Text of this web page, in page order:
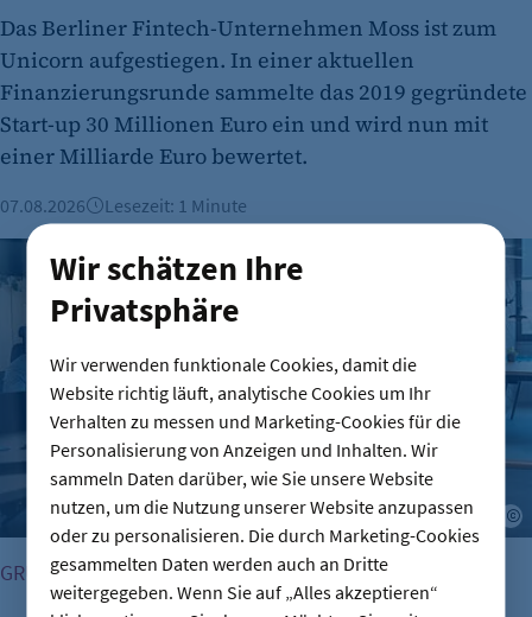
Wir schätzen Ihre
Privatsphäre
Wir verwenden funktionale Cookies, damit die
Website richtig läuft, analytische Cookies um Ihr
Verhalten zu messen und Marketing-Cookies für die
Personalisierung von Anzeigen und Inhalten. Wir
sammeln Daten darüber, wie Sie unsere Website
nutzen, um die Nutzung unserer Website anzupassen
oder zu personalisieren. Die durch Marketing-Cookies
gesammelten Daten werden auch an Dritte
weitergegeben. Wenn Sie auf „Alles akzeptieren“
Das Berliner Fintech-Unternehmen Moss ist zum
Unicorn aufgestiegen. In einer aktuellen
Finanzierungsrunde sammelte das 2019 gegründete
Start-up 30 Millionen Euro ein und wird nun mit
einer Milliarde Euro bewertet.
07.08.2026 Lesezeit: 1 Minute
Gründungszahlen steigen, Bürokratie bleibt größte Hürde
GRÜNDUNG